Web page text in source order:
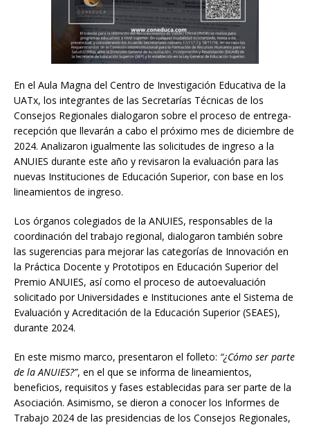
En el Aula Magna del Centro de Investigación Educativa de la
UATx, los integrantes de las Secretarías Técnicas de los
Consejos Regionales dialogaron sobre el proceso de entrega-
recepción que llevarán a cabo el próximo mes de diciembre de
2024. Analizaron igualmente las solicitudes de ingreso a la
ANUIES durante este año y revisaron la evaluación para las
nuevas Instituciones de Educación Superior, con base en los
lineamientos de ingreso.
Los órganos colegiados de la ANUIES, responsables de la
coordinación del trabajo regional, dialogaron también sobre
las sugerencias para mejorar las categorías de Innovación en
la Práctica Docente y Prototipos en Educación Superior del
Premio ANUIES, así como el proceso de autoevaluación
solicitado por Universidades e Instituciones ante el Sistema de
Evaluación y Acreditación de la Educación Superior (SEAES),
durante 2024.
En este mismo marco, presentaron el folleto: “¿Cómo ser parte
de la ANUIES?”, en el que se informa de lineamientos,
beneficios, requisitos y fases establecidas para ser parte de la
Asociación. Asimismo, se dieron a conocer los Informes de
Trabajo 2024 de las presidencias de los Consejos Regionales,